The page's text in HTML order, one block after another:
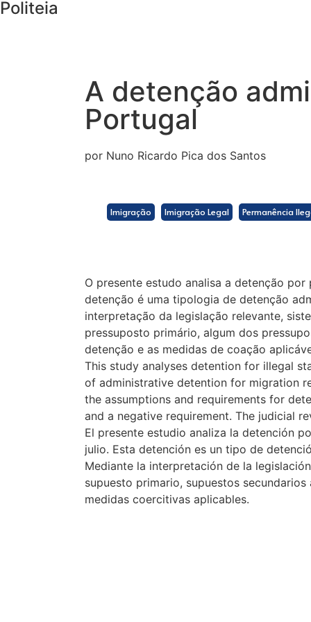
Politeia
A detenção
Portugal
por Nuno Ricardo Pica dos Santos
Imigração Imigração Legal Permanência
O presente estudo analisa a detenção por
detenção é uma tipologia de detenção
interpretação da legislação relevante,
pressuposto primário, algum dos
detenção e as medidas de coação
This study analyses detention for illegal
of administrative detention for migration
the assumptions and requirements for
and a negative requirement. The judicial
El presente estudio analiza la detención
julio. Esta detención es un tipo de
Mediante la interpretación de la
supuesto primario, supuestos
medidas coercitivas aplicables.